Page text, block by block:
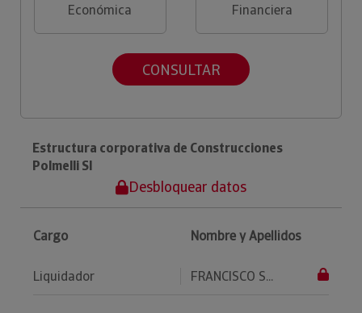
Económica
Financiera
CONSULTAR
Estructura corporativa de Construcciones
Polmelli Sl
Desbloquear datos
Cargo Nombre y Apellidos
Liquidador FRANCISCO S...